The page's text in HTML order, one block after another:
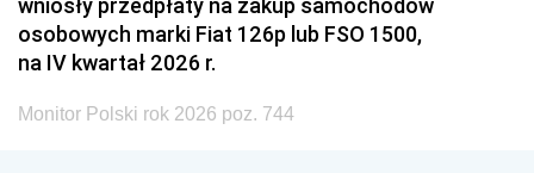
osobowych marki Fiat 126p lub FSO 1500,
na IV kwartał 2026 r.
Monitor Polski rok 2026 poz. 744